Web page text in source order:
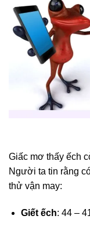
Giấc mơ thấy ếch
Người ta tin rằng
thử vận may:
Giết ếch: 44 –